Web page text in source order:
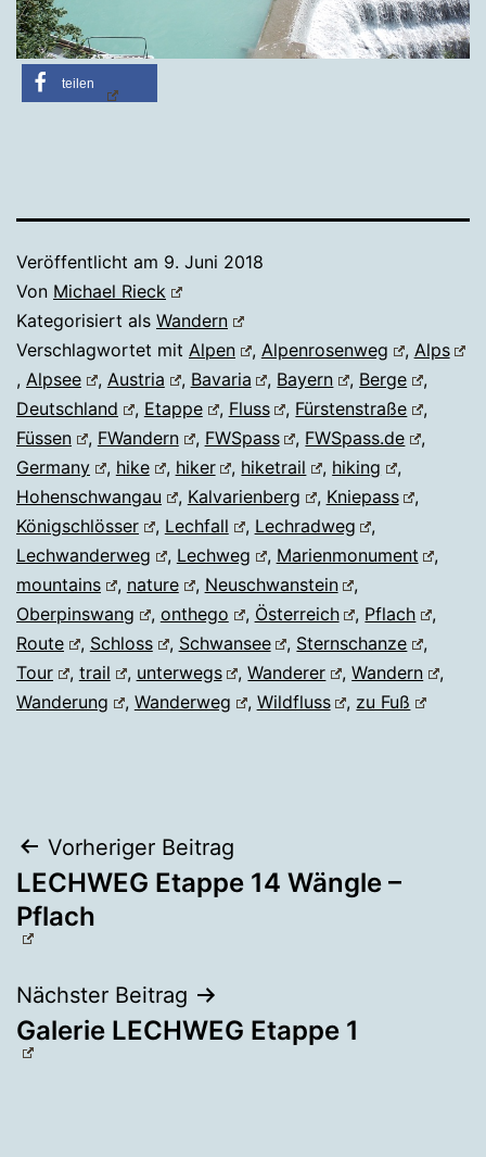
teilen
Veröffentlicht am 9. Juni 2018
Von Michael Rieck
Kategorisiert als Wandern
Verschlagwortet mit Alpen , Alpenrosenweg , Alps
, Alpsee , Austria , Bavaria , Bayern , Berge
,
Deutschland
, Etappe , Fluss , Fürstenstraße
,
Füssen
, FWandern , FWSpass , FWSpass.de
,
Germany
, hike , hiker , hiketrail , hiking
,
Hohenschwangau
, Kalvarienberg , Kniepass
,
Königschlösser
, Lechfall , Lechradweg
,
Lechwanderweg
, Lechweg , Marienmonument
,
mountains
, nature , Neuschwanstein
,
Oberpinswang
, onthego , Österreich , Pflach
,
Route
, Schloss , Schwansee , Sternschanze
,
Tour
, trail , unterwegs ,Wanderer ,Wandern
,
Wanderung
, Wanderweg , Wildfluss , zu Fuß
Beitragsnavigation
Vorheriger Beitrag
LECHWEG Etappe 14 Wängle –
Pflach
Nächster Beitrag
Galerie LECHWEG Etappe 1